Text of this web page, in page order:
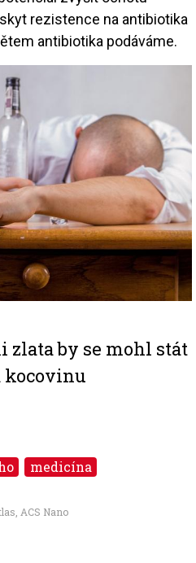
rezistence na antibiotika
antibiotika podáváme.
zlata by se mohl stát
medicína
ACS Nano